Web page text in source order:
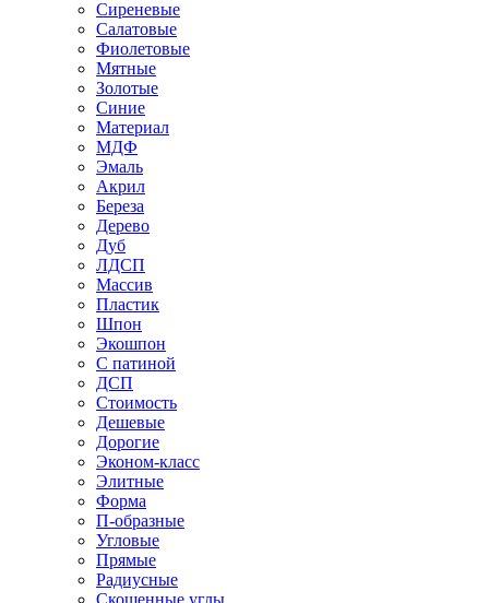
Сиреневые
Салатовые
Фиолетовые
Мятные
Золотые
Синие
Материал
МДФ
Эмаль
Акрил
Береза
Дерево
Дуб
ЛДСП
Массив
Пластик
Шпон
Экошпон
С патиной
ДСП
Стоимость
Дешевые
Дорогие
Эконом-класс
Элитные
Форма
П-образные
Угловые
Прямые
Радиусные
Скошенные углы